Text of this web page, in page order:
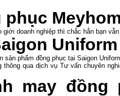
giới doanh nghiệp thì chắc hẳn bạn
Uniform
sản phẩm đồng phục tại Saigon
qua dịch vụ Tư vấn chuyên
may đồng